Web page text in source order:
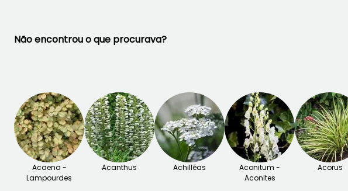
Não encontrou o que procurava?
Acaena -
Lampourdes
Acanthus Achilléas
Aconitum -
Aconites
Acorus